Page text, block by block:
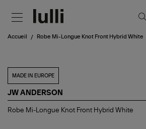
Accueil Robe Mi-Longue Knot Front Hybrid White
MADE IN EUROPE
JW ANDERSON
Robe
Robe Mi-Longue Knot Front Hybrid White